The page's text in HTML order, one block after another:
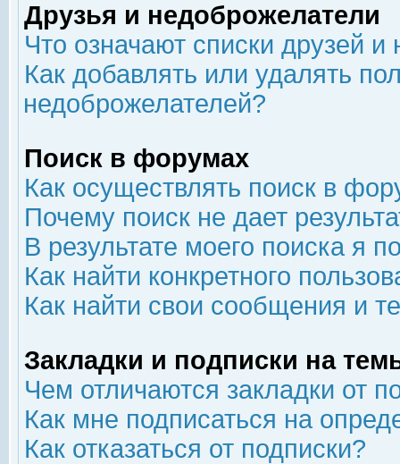
Друзья и недоброжелатели
Что означают списки друзей
Как добавлять или удалять
недоброжелателей?
Поиск в форумах
Как осуществлять поиск в
Почему поиск не дает
В результате моего поиска я
Как найти конкретного
Как найти свои сообщения и
Закладки и подписки на
Чем отличаются закладки от
Как мне подписаться на
Как отказаться от подписки?